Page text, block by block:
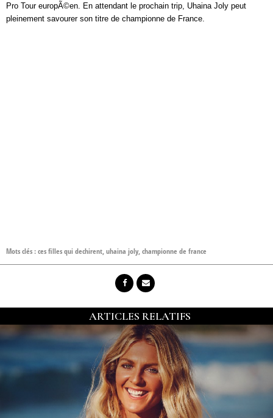
Pro Tour europÃ©en. En attendant le prochain trip, Uhaina Joly peut
pleinement savourer son titre de championne de France.
Mots clés :ces filles qui dechirent,uhaina joly,championne de france
ARTICLES RELATIFS